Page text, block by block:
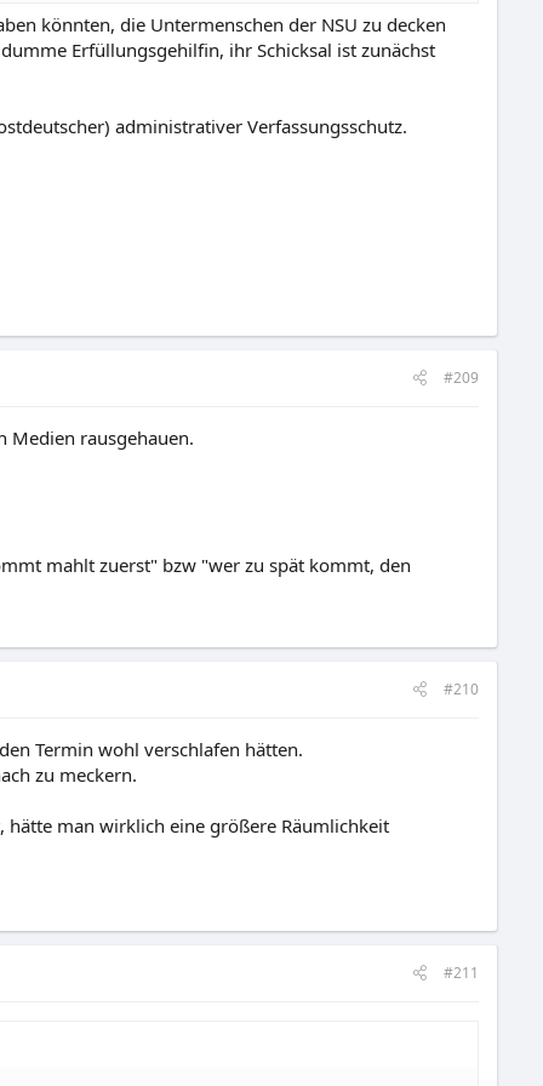
könnten, die Untermenschen der NSU zu decken
Erfüllungsgehilfin, ihr Schicksal ist zunächst
administrativer Verfassungsschutz.
#209
Medien rausgehauen.
mahlt zuerst" bzw "wer zu spät kommt, den
#210
Termin wohl verschlafen hätten.
zu meckern.
hätte man wirklich eine größere Räumlichkeit
#211